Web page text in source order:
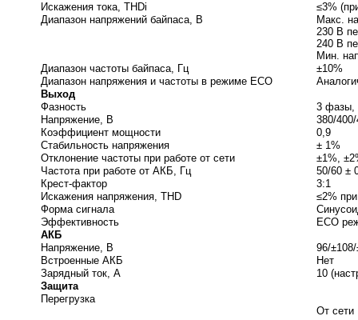
Искажения тока, THDi
≤3%
Диапазон напряжений байпаса, В
Макс.
230 В
240 В
Мин.
Диапазон частоты байпаса, Гц
±10%
Диапазон напряжения и частоты в режиме ECO
Выход
Фазность
3 фазы,
Напряжение, В
380/
Коэффициент мощности
0,9
Стабильность напряжения
± 1%
Отклонение частоты при работе от сети
±1%,
Частота при работе от АКБ, Гц
50/60 ±
Крест-фактор
3:1
Искажения напряжения, THD
≤2%
Форма сигнала
Эффективность
ECO
АКБ
Напряжение, В
96/±108/
Встроенные АКБ
Нет
Зарядный ток, А
10
Защита
Перегрузка
От сети